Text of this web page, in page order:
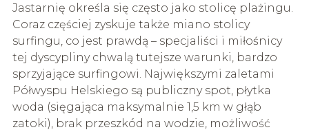
Jastarnię określa się często jako stolicę plażingu.
Coraz częściej zyskuje także miano stolicy
surfingu, co jest prawdą – specjaliści i miłośnicy
tej dyscypliny chwalą tutejsze warunki, bardzo
sprzyjające surfingowi. Największymi zaletami
Półwyspu Helskiego są publiczny spot, płytka
woda (sięgająca maksymalnie 1,5 km w głąb
zatoki), brak przeszkód na wodzie, możliwość